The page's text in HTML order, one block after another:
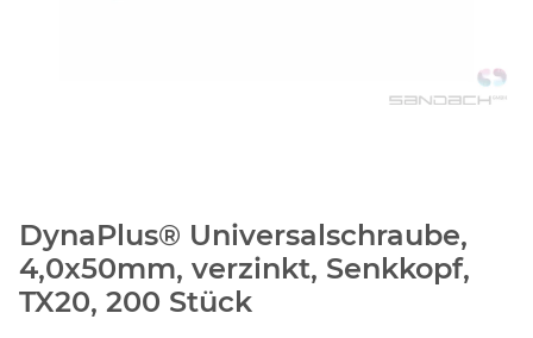
DynaPlus® Universalschraube,
4,0x50mm, verzinkt, Senkkopf,
TX20, 200 Stück